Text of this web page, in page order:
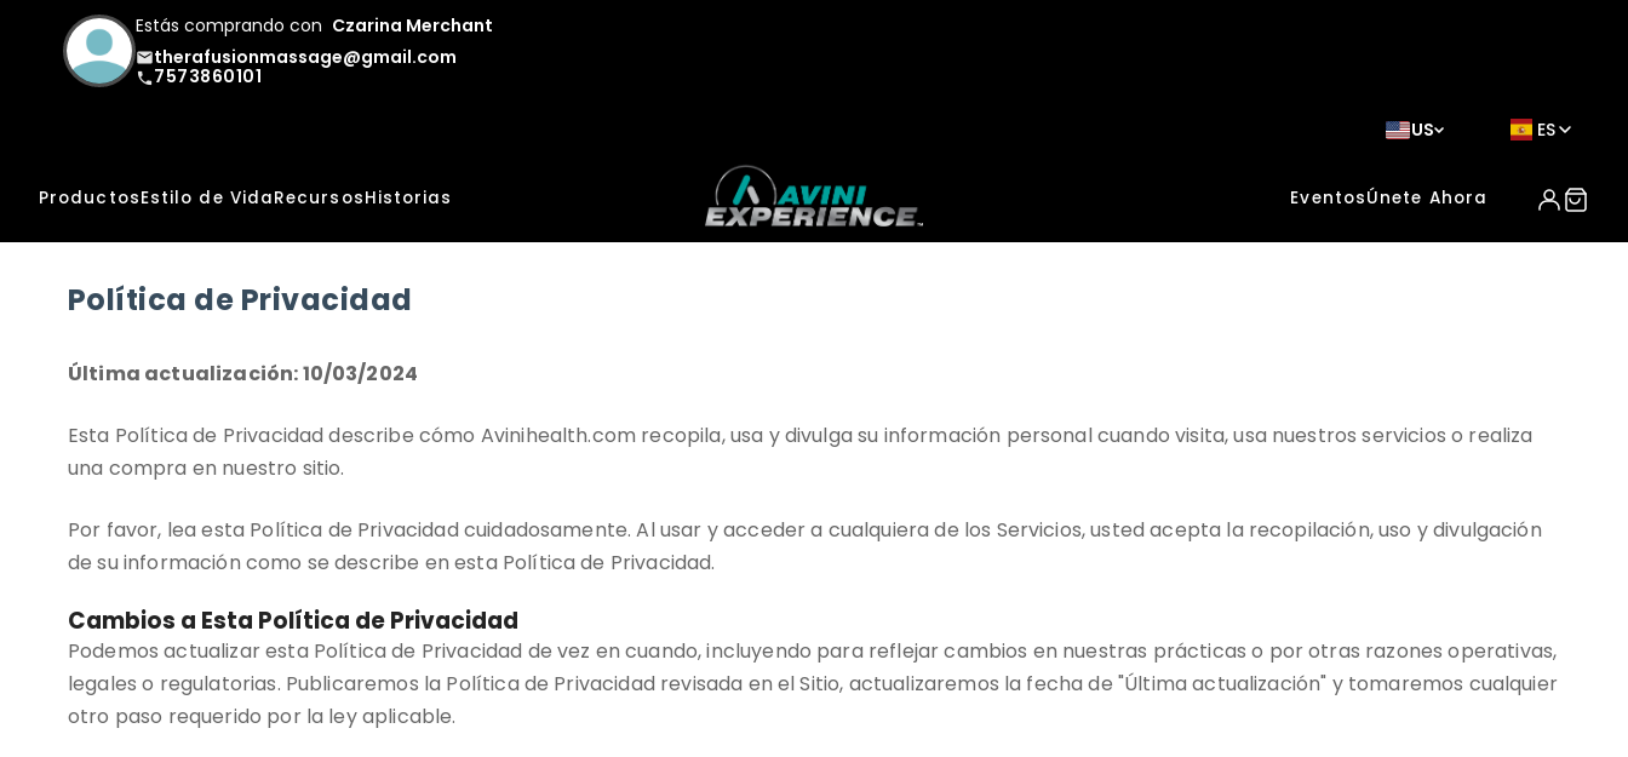
Estás comprando con Czarina Merchant
emailtherafusionmassage@gmail.com
phone7573860101
US ES
ProductosEstilo de VidaRecursosHistorias EventosÚnete Ahora
Política de Privacidad
Última actualización: 10/03/2024
Esta Política de Privacidad describe cómo Avinihealth.com recopila, usa y divulga su información personal cuando visita, usa nuestros servicios o realiza
una compra en nuestro sitio.
Por favor, lea esta Política de Privacidad cuidadosamente. Al usar y acceder a cualquiera de los Servicios, usted acepta la recopilación, uso y divulgación
de su información como se describe en esta Política de Privacidad.
Cambios a Esta Política de Privacidad
Podemos actualizar esta Política de Privacidad de vez en cuando, incluyendo para reflejar cambios en nuestras prácticas o por otras razones operativas,
legales o regulatorias. Publicaremos la Política de Privacidad revisada en el Sitio, actualizaremos la fecha de "Última actualización" y tomaremos cualquier
otro paso requerido por la ley aplicable.